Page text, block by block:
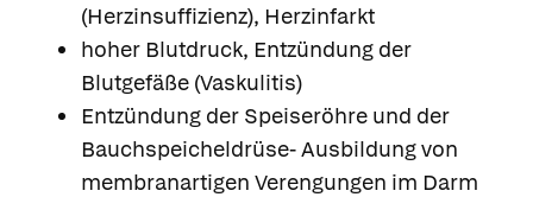
(Herzinsuffizienz), Herzinfarkt
hoher Blutdruck, Entzündung der
Blutgefäße (Vaskulitis)
Entzündung der Speiseröhre und der
Bauchspeicheldrüse- Ausbildung von
membranartigen Verengungen im Darm